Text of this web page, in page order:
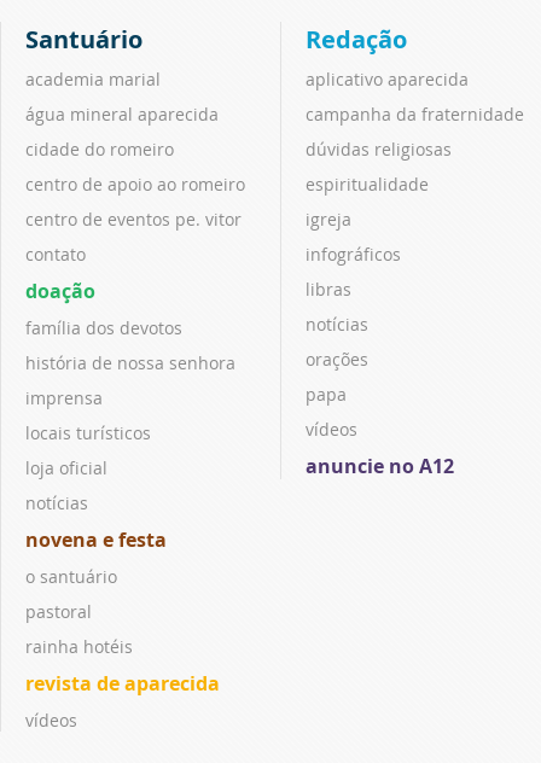
Santuário
academia marial
água mineral aparecida
cidade do romeiro
centro de apoio ao romeiro
centro de eventos pe. vitor
contato
doação
família dos devotos
história de nossa senhora
imprensa
locais turísticos
loja oficial
notícias
novena e festa
o santuário
pastoral
rainha hotéis
revista de aparecida
vídeos
Redação
aplicativo aparecida
campanha da fraternidade
dúvidas religiosas
espiritualidade
igreja
infográficos
libras
notícias
orações
papa
vídeos
anuncie no A12